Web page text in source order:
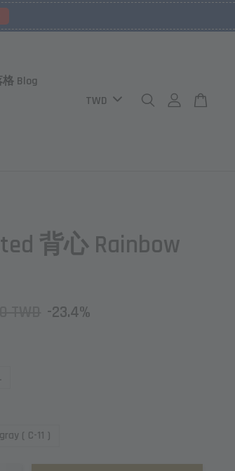
Blog
背心 Rainbow
-23.4%
( C-11 )